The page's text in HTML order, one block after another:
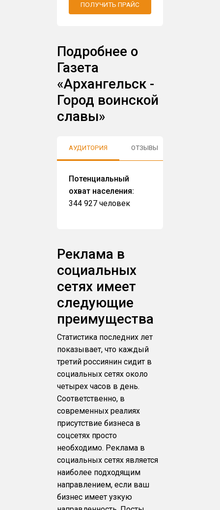
ПОЛУЧИТЬ ПРАЙС
Подробнее о
Газета
«Архангельск -
Город воинской
славы»
АУДИТОРИЯ ОТЗЫВЫ
Потенциальный
охват населения:
344 927 человек
Реклама в
социальных
сетях имеет
следующие
преимущества
Статистика последних лет
показывает, что каждый
третий россиянин сидит в
социальных сетях около
четырех часов в день.
Соответственно, в
современных реалиях
присутствие бизнеса в
соцсетях просто
необходимо. Реклама в
социальных сетях является
наиболее подходящим
направлением, если ваш
бизнес имеет узкую